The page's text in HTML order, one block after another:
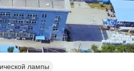
лампы